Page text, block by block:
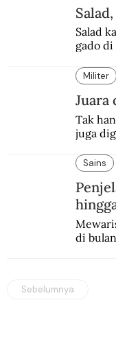
Salad
gado
Militer
Juara
Tak
juga
Sains
di
Sebelumnya